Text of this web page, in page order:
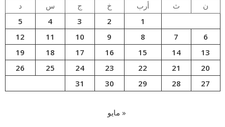
ن
ث أرب خ ج س
د
1
2
3
4
5
6
7
8
9
10
11
12
13
14
15
16
17
18
19
20
21
22
23
24
25
26
27
28
29
30
31
« مايو